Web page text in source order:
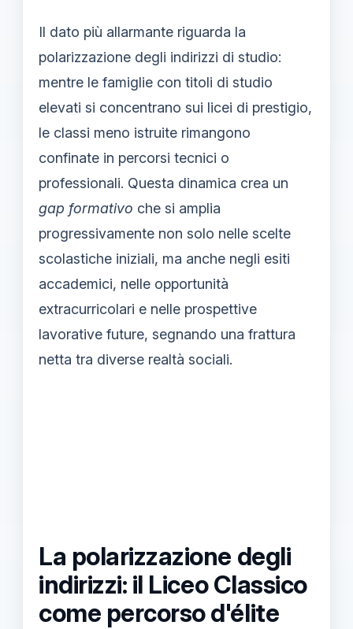
Il dato più allarmante riguarda la
polarizzazione degli indirizzi di studio:
mentre le famiglie con titoli di studio
elevati si concentrano sui licei di prestigio,
le classi meno istruite rimangono
confinate in percorsi tecnici o
professionali. Questa dinamica crea un
gap formativo che si amplia
progressivamente non solo nelle scelte
scolastiche iniziali, ma anche negli esiti
accademici, nelle opportunità
extracurricolari e nelle prospettive
lavorative future, segnando una frattura
netta tra diverse realtà sociali.
La polarizzazione degli
indirizzi: il Liceo Classico
come percorso d'élite